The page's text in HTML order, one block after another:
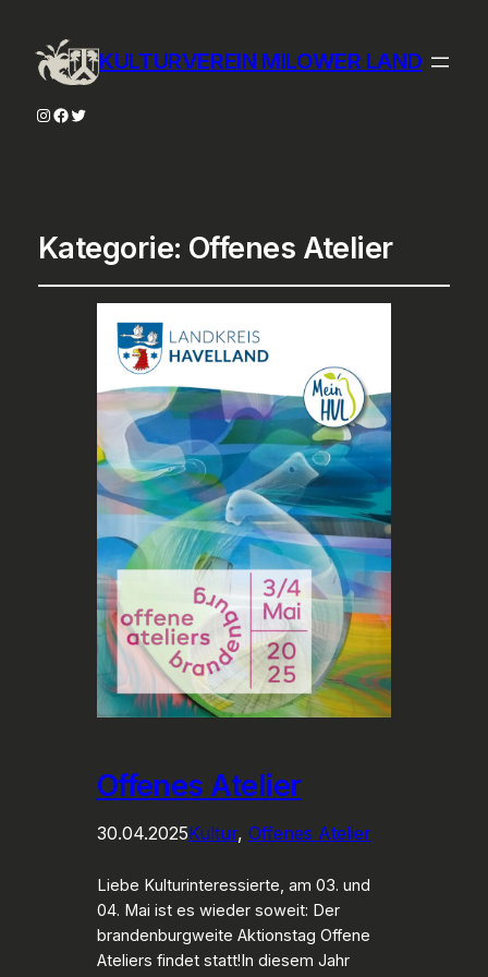
KULTURVEREIN MILOWER LAND
Instagram
Facebook
Twitter
Kategorie: Offenes Atelier
Offenes Atelier
30.04.2025Kultur, Offenes Atelier
Liebe Kulturinteressierte, am 03. und
04. Mai ist es wieder soweit: Der
brandenburgweite Aktionstag Offene
Ateliers findet statt!In diesem Jahr